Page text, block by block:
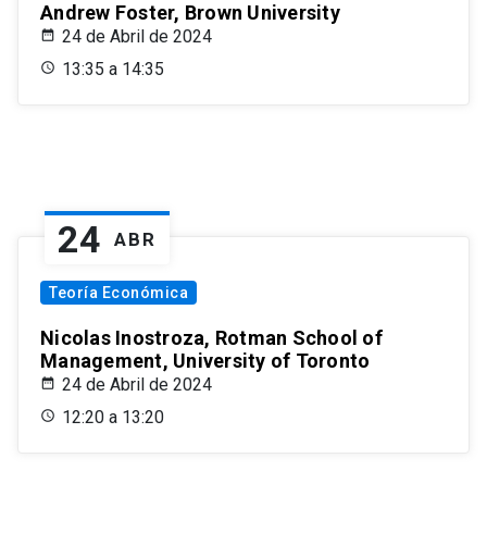
Andrew Foster, Brown University
24 de Abril de 2024
13:35 a 14:35
24 ABR
Teoría Económica
Nicolas Inostroza, Rotman School of
Management, University of Toronto
24 de Abril de 2024
12:20 a 13:20